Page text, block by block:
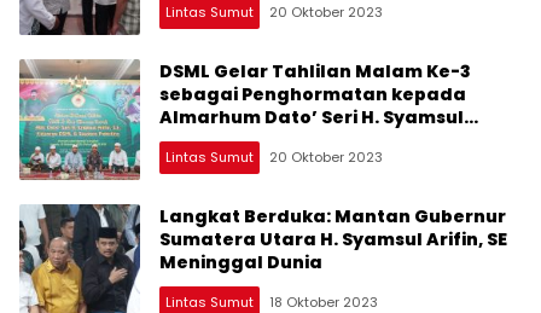
Lintas Sumut 20 Oktober 2023
DSML Gelar Tahlilan Malam Ke-3
sebagai Penghormatan kepada
Almarhum Dato’ Seri H. Syamsul
Arifin, S.E.
Lintas Sumut 20 Oktober 2023
Langkat Berduka: Mantan Gubernur
Sumatera Utara H. Syamsul Arifin, SE
Meninggal Dunia
Lintas Sumut 18 Oktober 2023